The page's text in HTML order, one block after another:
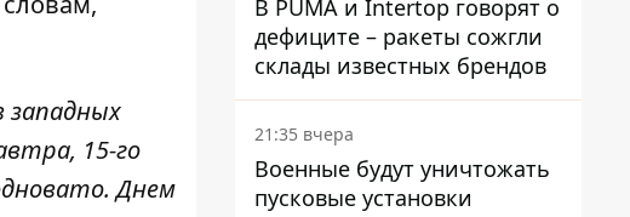
западных
15-го
Днем
В PUMA и Intertop говорят о
дефиците – ракеты сожгли
склады известных брендов
21:35 вчера
Военные будут уничтожать
пусковые установки